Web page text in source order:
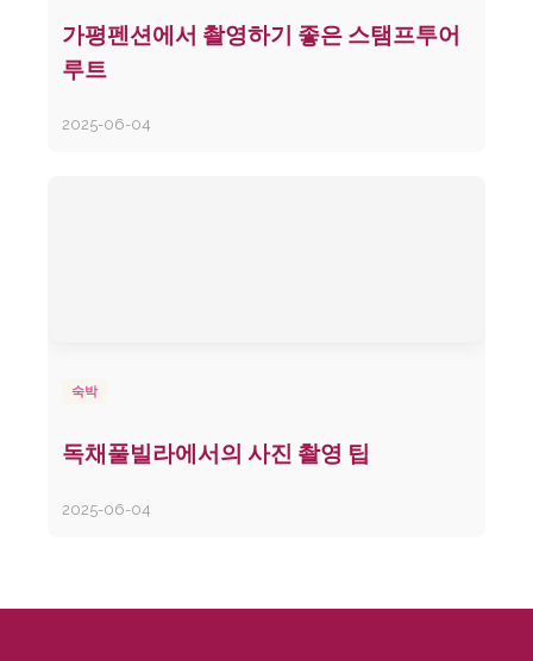
가평펜션에서 촬영하기 좋은 스탬프투어
루트
2025-06-04
숙박
독채풀빌라에서의 사진 촬영 팁
2025-06-04